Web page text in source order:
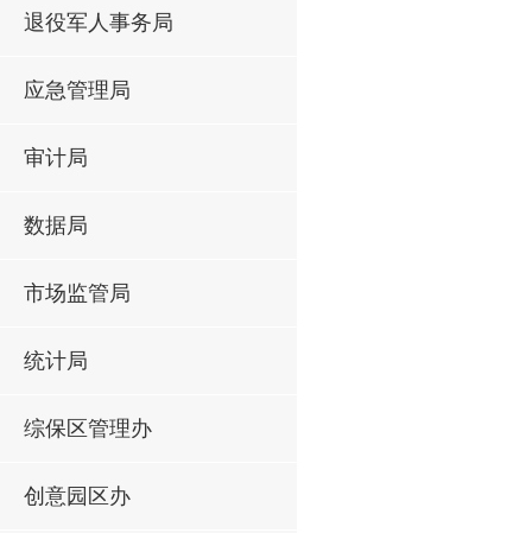
退役军人事务局
应急管理局
审计局
数据局
市场监管局
统计局
综保区管理办
创意园区办